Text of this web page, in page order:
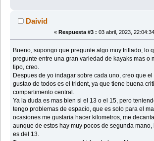
Daivid
« Respuesta #3 : 03 abril, 2023,
Bueno, supongo que pregunte algo muy trillado, lo
pregunte entre una gran variedad de kayaks mas o
tipo, creo.
Despues de yo indagar sobre cada uno, creo que
gustao de todos es el trident, ya que tiene buena
compartimento central.
Ya la duda es mas bien si el 13 o el 15, pero
tengo problemas de espacio, que es solo para el
ocasiones me gustaria hacer kilometros, me
aunque de estos hay muy pocos de segunda mano,
es del 13.